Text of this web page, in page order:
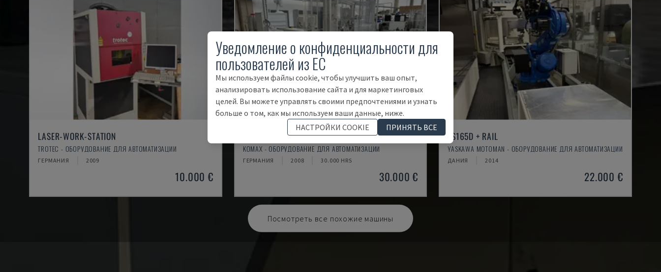
LASER-WORK-STATION
TROTEC - ОБОРУДОВАНИЕ ДЛЯ АВТОМАТИЗАЦИИ
ГЕРМАНИЯ 2009
10.000 €
ALPHA 433 L
KOMAX - ОБОРУДОВАНИЕ ДЛЯ АВТОМАТИЗАЦИИ
ГЕРМАНИЯ 2008 30.000 HRS
30.000 €
ES165D + RAIL
YASKAWA MOTOMAN - ОБОРУДОВАНИЕ ДЛЯ АВТОМАТИЗАЦИИ
ДАНИЯ 2014
22.000 €
Посмотреть все похожие машины
Уведомление о конфиденциальности для
пользователей из ЕС
Мы используем файлы cookie, чтобы улучшить ваш опыт,
анализировать использование сайта и для маркетинговых
целей. Вы можете управлять своими предпочтениями и узнать
больше о том, как мы используем ваши данные, ниже.
НАСТРОЙКИ COOKIE
ПРИНЯТЬ ВСЕ